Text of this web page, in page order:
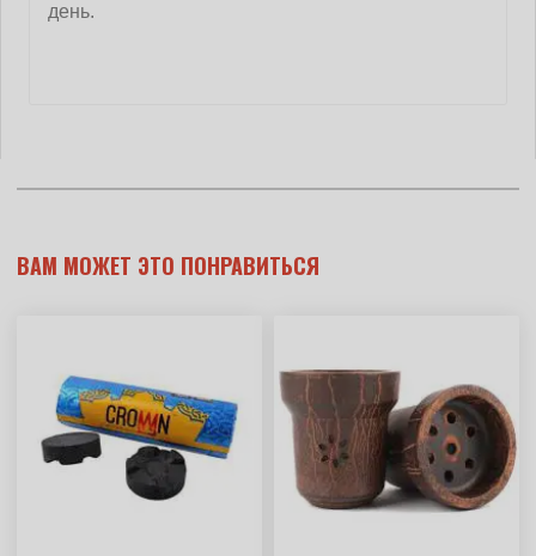
день.
ВАМ МОЖЕТ ЭТО ПОНРАВИТЬСЯ